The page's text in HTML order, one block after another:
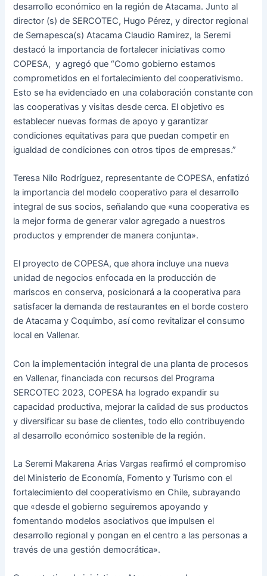
desarrollo económico en la región de Atacama. Junto al
director (s) de SERCOTEC, Hugo Pérez, y director regional
de Sernapesca(s) Atacama Claudio Ramirez, la Seremi
destacó la importancia de fortalecer iniciativas como
COPESA, y agregó que “Como gobierno estamos
comprometidos en el fortalecimiento del cooperativismo.
Esto se ha evidenciado en una colaboración constante con
las cooperativas y visitas desde cerca. El objetivo es
establecer nuevas formas de apoyo y garantizar
condiciones equitativas para que puedan competir en
igualdad de condiciones con otros tipos de empresas.”
Teresa Nilo Rodríguez, representante de COPESA, enfatizó
la importancia del modelo cooperativo para el desarrollo
integral de sus socios, señalando que «una cooperativa es
la mejor forma de generar valor agregado a nuestros
productos y emprender de manera conjunta».
El proyecto de COPESA, que ahora incluye una nueva
unidad de negocios enfocada en la producción de
mariscos en conserva, posicionará a la cooperativa para
satisfacer la demanda de restaurantes en el borde costero
de Atacama y Coquimbo, así como revitalizar el consumo
local en Vallenar.
Con la implementación integral de una planta de procesos
en Vallenar, financiada con recursos del Programa
SERCOTEC 2023, COPESA ha logrado expandir su
capacidad productiva, mejorar la calidad de sus productos
y diversificar su base de clientes, todo ello contribuyendo
al desarrollo económico sostenible de la región.
La Seremi Makarena Arias Vargas reafirmó el compromiso
del Ministerio de Economía, Fomento y Turismo con el
fortalecimiento del cooperativismo en Chile, subrayando
que «desde el gobierno seguiremos apoyando y
fomentando modelos asociativos que impulsen el
desarrollo regional y pongan en el centro a las personas a
través de una gestión democrática».